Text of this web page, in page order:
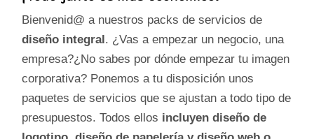
Bienvenid@ a nuestros packs de servicios de
diseño integral . ¿Vas a empezar un negocio, una
empresa?¿No sabes por dónde empezar tu imagen
corporativa? Ponemos a tu disposición unos
paquetes de servicios que se ajustan a todo tipo de
presupuestos. Todos ellos incluyen diseño de